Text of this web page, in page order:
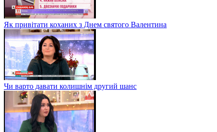
Як привітати коханих з Днем святого Валентина
Чи варто давати колишнім другий шанс